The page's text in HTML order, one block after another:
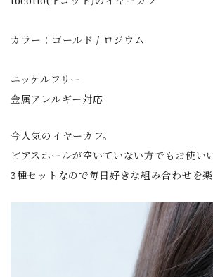
カラー：ゴールド / ロジウム
ニッケルフリー
金属アレルギー対応
今人気のイヤーカフ。
ピアスホールが空いていない方でもお使い
3種セットなので毎日好きな組み合わせを楽